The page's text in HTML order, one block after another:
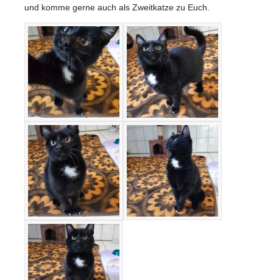
und komme gerne auch als Zweitkatze zu Euch.